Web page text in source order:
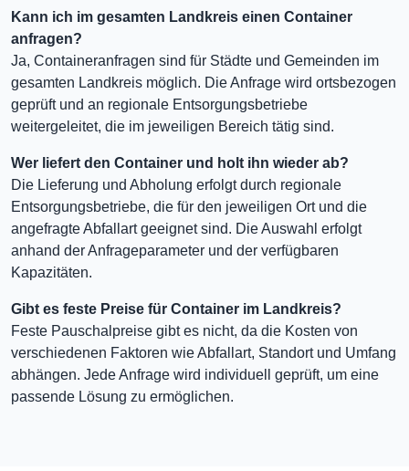
Kann ich im gesamten Landkreis einen Container
anfragen?
Ja, Containeranfragen sind für Städte und Gemeinden im
gesamten Landkreis möglich. Die Anfrage wird ortsbezogen
geprüft und an regionale Entsorgungsbetriebe
weitergeleitet, die im jeweiligen Bereich tätig sind.
Wer liefert den Container und holt ihn wieder ab?
Die Lieferung und Abholung erfolgt durch regionale
Entsorgungsbetriebe, die für den jeweiligen Ort und die
angefragte Abfallart geeignet sind. Die Auswahl erfolgt
anhand der Anfrageparameter und der verfügbaren
Kapazitäten.
Gibt es feste Preise für Container im Landkreis?
Feste Pauschalpreise gibt es nicht, da die Kosten von
verschiedenen Faktoren wie Abfallart, Standort und Umfang
abhängen. Jede Anfrage wird individuell geprüft, um eine
passende Lösung zu ermöglichen.